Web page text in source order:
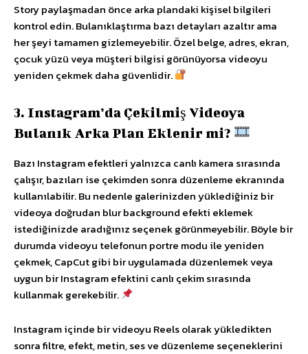
Story paylaşmadan önce arka plandaki kişisel bilgileri
kontrol edin. Bulanıklaştırma bazı detayları azaltır ama
her şeyi tamamen gizlemeyebilir. Özel belge, adres, ekran,
çocuk yüzü veya müşteri bilgisi görünüyorsa videoyu
yeniden çekmek daha güvenlidir.
3. Instagram’da Çekilmiş Videoya
Bulanık Arka Plan Eklenir mi?
Bazı Instagram efektleri yalnızca canlı kamera sırasında
çalışır, bazıları ise çekimden sonra düzenleme ekranında
kullanılabilir. Bu nedenle galerinizden yüklediğiniz bir
videoya doğrudan blur background efekti eklemek
istediğinizde aradığınız seçenek görünmeyebilir. Böyle bir
durumda videoyu telefonun portre modu ile yeniden
çekmek, CapCut gibi bir uygulamada düzenlemek veya
uygun bir Instagram efektini canlı çekim sırasında
kullanmak gerekebilir.
Instagram içinde bir videoyu Reels olarak yükledikten
sonra filtre, efekt, metin, ses ve düzenleme seçeneklerini